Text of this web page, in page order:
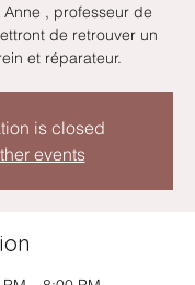
, professeur de
de retrouver un
is closed
events